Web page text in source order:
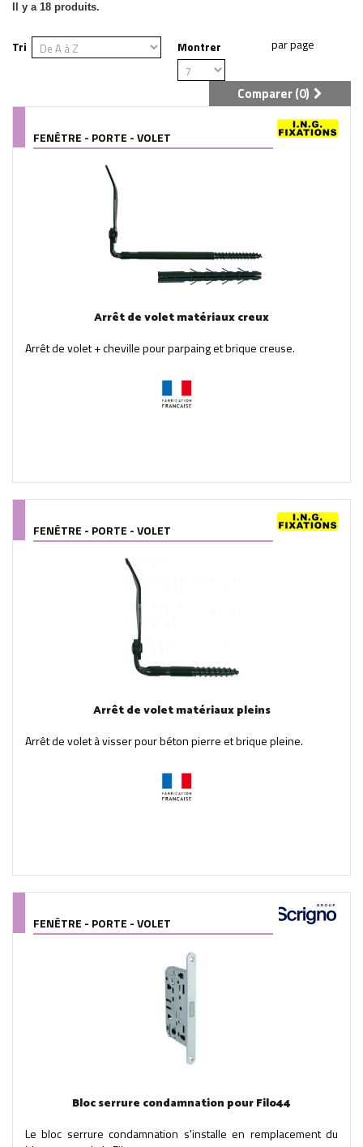
Il y a 18 produits.
Tri Montrer
Comparer (0)
FENÊTRE - PORTE - VOLET
Arrêt de volet matériaux creux
Arrêt de volet + cheville pour parpaing et brique creuse.
FENÊTRE - PORTE - VOLET
Arrêt de volet matériaux pleins
Arrêt de volet à visser pour béton pierre et brique pleine.
FENÊTRE - PORTE - VOLET
Bloc serrure condamnation pour Filo44
Le bloc serrure condamnation s'installe en remplacement du